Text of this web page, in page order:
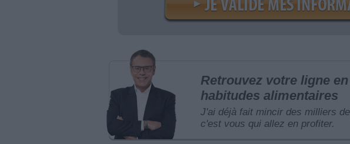
Retrouvez votre ligne
habitudes alimentaires
J'ai déjà fait mincir des milliers
c'est vous qui allez en profiter.